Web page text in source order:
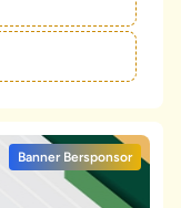
Banner Bersponsor